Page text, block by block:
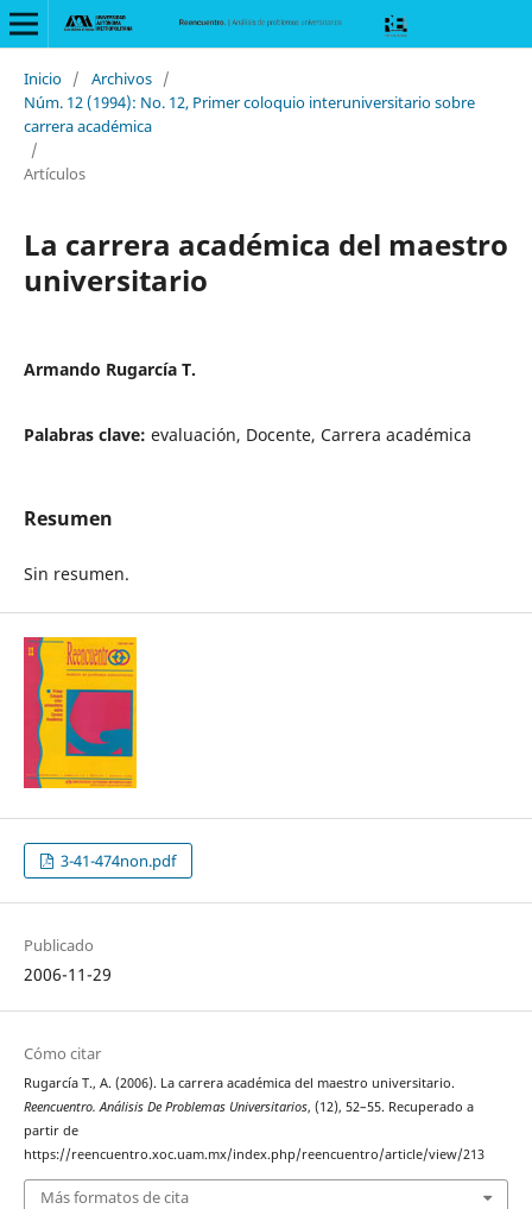
Inicio / Archivos /
Núm. 12 (1994): No. 12, Primer coloquio interuniversitario sobre
carrera académica
/
Artículos
La carrera académica del maestro
universitario
Armando Rugarcía T.
Palabras clave: evaluación, Docente, Carrera académica
Resumen
Sin resumen.
3-41-474non.pdf
Publicado
2006-11-29
Cómo citar
Rugarcía T., A. (2006). La carrera académica del maestro universitario.
Reencuentro. Análisis De Problemas Universitarios, (12), 52–55. Recuperado a
partir de
https://reencuentro.xoc.uam.mx/index.php/reencuentro/article/view/213
Más formatos de cita